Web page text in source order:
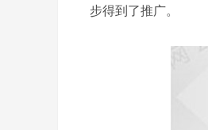
步得到了推广。